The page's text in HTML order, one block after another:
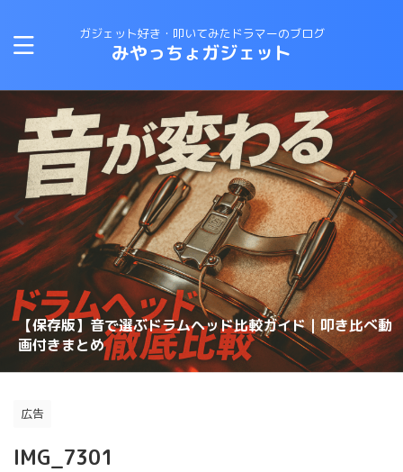
ガジェット好き・叩いてみたドラマーのブログ
みやっちょガジェット
CANOPUSスネアワイヤーの選び方と比較｜カノウプスス
ナッピーを動画で解説
【保存版】音で選ぶドラムヘッド比較ガイド｜叩き比べ動
画付きまとめ
理想のスネアサウンドを手に入れろ！スナッピーの選び方
変拍子のドラム曲に最適なテキスト・教則本はコレしかな
い！
ロックドラマーがジャズドラムに挑戦する方法！おすすめ
の教則本は？？
【スネアチューニング】スネアヘッド交換で音が変わるの
か？？
【スネアチューニング】裏側にこだわる〜スナッピーで音
が変わるのか？実験してみた
【ドラム演奏してみた】ブルースドラムの練習に最適なテ
キストは？？
スネアドラムの選び方 〜ラディック・メタル編〜
恋するフォーチュンクッキーのドラムを叩いてみた 練習
方法
広告
IMG_7301